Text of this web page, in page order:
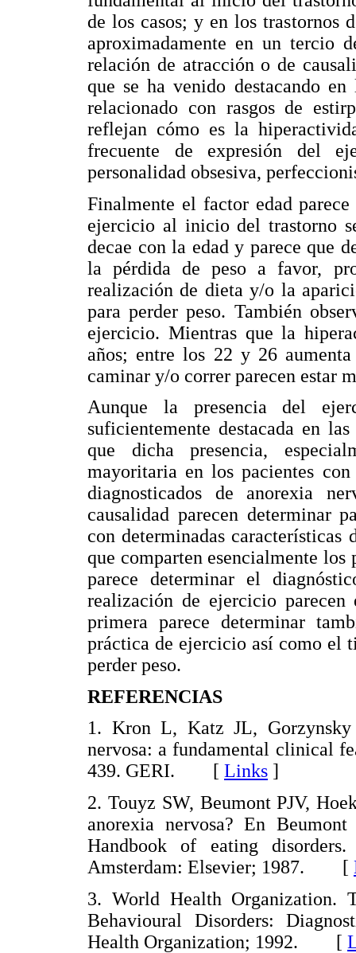
de los casos; y en los trastornos
aproximadamente en un tercio
relación de atracción o de
que se ha venido destacando
relacionado con rasgos de
reflejan cómo es la
frecuente de expresión del
personalidad obsesiva,
Finalmente el factor edad
ejercicio al inicio del trastorno
decae con la edad y parece que
la pérdida de peso a favor,
realización de dieta y/o la
para perder peso. También
ejercicio. Mientras que la
años; entre los 22 y 26
caminar y/o correr parecen estar
Aunque la presencia del
suficientemente destacada en
que dicha presencia,
mayoritaria en los pacientes
diagnosticados de anorexia
causalidad parecen determinar
con determinadas características
que comparten esencialmente
parece determinar el
realización de ejercicio
primera parece determinar
práctica de ejercicio así como el
perder peso.
REFERENCIAS
1. Kron L, Katz JL,
nervosa: a fundamental clinical
439. GERI. [ Links ]
2. Touyz SW, Beumont PJV,
anorexia nervosa? En
Handbook of eating
Amsterdam: Elsevier; 1987. [
3. World Health Organization.
Behavioural Disorders:
Health Organization; 1992. [